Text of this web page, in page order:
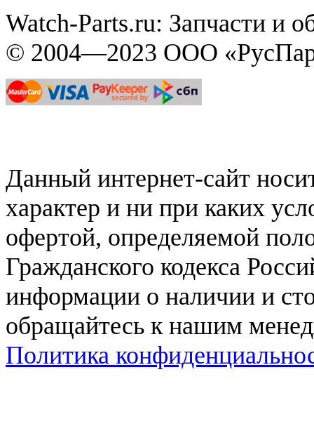
Watch-Parts.ru: Запчасти и
© 2004—2023 ООО
Данный интернет-сайт
характер и ни при каких
офертой, определяемой
Гражданского кодекса
информации о наличии и
обращайтесь к нашим
Политика